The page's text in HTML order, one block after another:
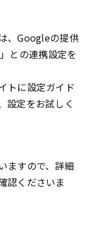
、Googleの提供
との連携設定を
トに設定ガイド
設定をお試しく
ますので、詳細
認くださいま